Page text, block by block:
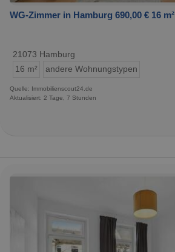
WG-Zimmer in Hamburg 690,00 € 16 m²
21073 Hamburg
16 m²
andere Wohnungstypen
Quelle: Immobilienscout24.de
Aktualisiert: 2 Tage, 7 Stunden